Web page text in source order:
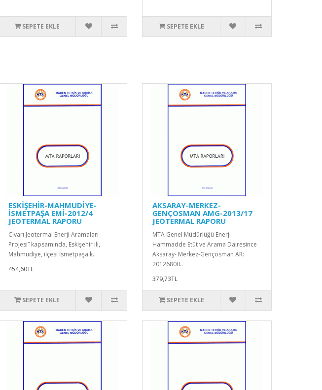
SEPETE EKLE SEPETE EKLE
ESKİŞEHİR-MAHMUDİYE-
İSMETPAŞA EMİ-2012/4
JEOTERMAL RAPORU
Civarı Jeotermal Enerji Aramaları
Projesi” kapsamında, Eskişehir ili,
Mahmudiye, ilçesi İsmetpaşa k..
454,60TL
SEPETE EKLE
AKSARAY-MERKEZ-
GENÇOSMAN AMG-2013/17
JEOTERMAL RAPORU
MTA Genel Müdürlüğü Enerji
Hammadde Etüt ve Arama Dairesince
Aksaray- Merkez-Gençosman AR:
20126800..
379,73TL
SEPETE EKLE